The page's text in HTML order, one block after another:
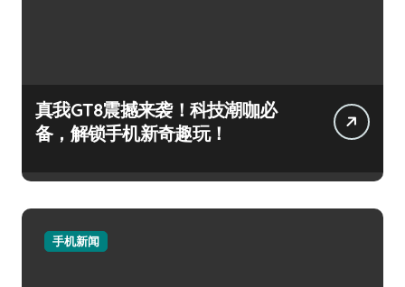
真我GT8震撼来袭！科技潮咖必
备，解锁手机新奇趣玩！
手机新闻